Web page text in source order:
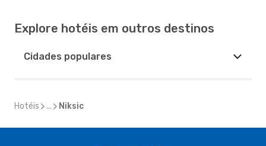
Explore hotéis em outros destinos
Cidades populares
Hotéis ... Niksic